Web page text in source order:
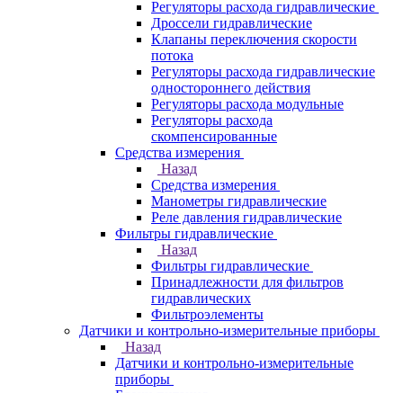
Регуляторы расхода гидравлические
Дроссели гидравлические
Клапаны переключения скорости
потока
Регуляторы расхода гидравлические
одностороннего действия
Регуляторы расхода модульные
Регуляторы расхода
скомпенсированные
Средства измерения
Назад
Средства измерения
Манометры гидравлические
Реле давления гидравлические
Фильтры гидравлические
Назад
Фильтры гидравлические
Принадлежности для фильтров
гидравлических
Фильтроэлементы
Датчики и контрольно-измерительные приборы
Назад
Датчики и контрольно-измерительные
приборы